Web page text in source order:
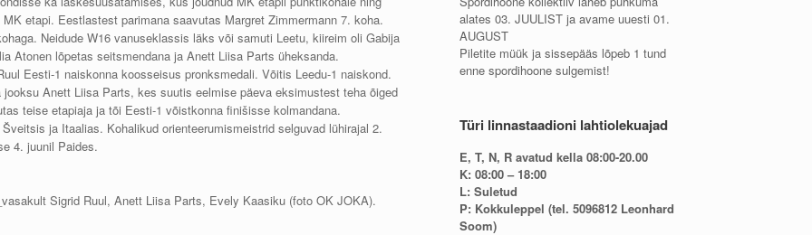
etapi. Eestlastest parimana saavutas Margret Zimmermann 7. koha.
Neidude W16 vanuseklassis läks või samuti Leetu, kiireim oli Gabija
Atonen lõpetas seitsmendana ja Anett Liisa Parts üheksanda.
Eesti-1 naiskonna koosseisus pronksmedali. Võitis Leedu-1 naiskond.
Anett Liisa Parts, kes suutis eelmise päeva eksimustest teha õiged
teise etapiaja ja tõi Eesti-1 võistkonna finišisse kolmandana.
ja Itaalias. Kohalikud orienteerumismeistrid selguvad lühirajal 2.
4. juunil Paides.
Sigrid Ruul, Anett Liisa Parts, Evely Kaasiku (foto OK JOKA).
alates 03. JUULIST ja avame uuesti 01.
AUGUST
Piletite müük ja sissepääs lõpeb 1 tund
enne spordihoone sulgemist!
Türi linnastaadioni lahtiolekuajad
E, T, N, R avatud kella 08:00-20.00
K: 08:00 – 18:00
L: Suletud
P: Kokkuleppel (tel. 5096812 Leonhard
Soom)